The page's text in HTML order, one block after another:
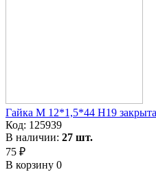
Гайка M 12*1,5*44 H19
Код: 125939
В наличии: 27 шт.
75 ₽
В корзину 0